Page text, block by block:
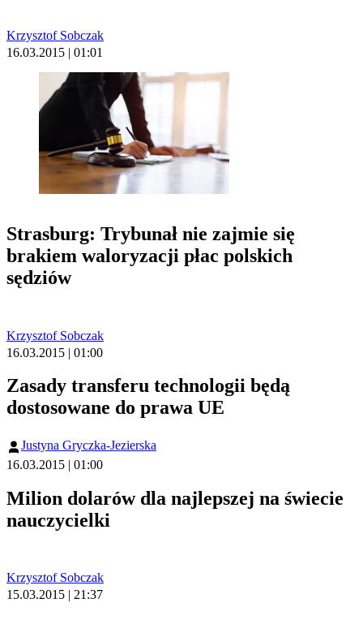
Krzysztof Sobczak
16.03.2015 | 01:01
Strasburg: Trybunał nie zajmie się
brakiem waloryzacji płac polskich
sędziów
Krzysztof Sobczak
16.03.2015 | 01:00
Zasady transferu technologii będą
dostosowane do prawa UE
Justyna Gryczka-Jezierska
16.03.2015 | 01:00
Milion dolarów dla najlepszej na świecie
nauczycielki
Krzysztof Sobczak
15.03.2015 | 21:37